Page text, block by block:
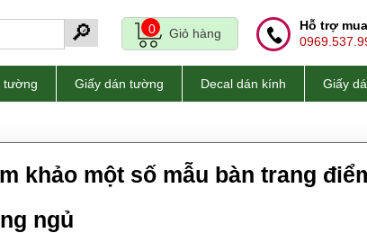
🔎 0 Giỏ hàng
Hỗ trợ
tường Giấy dán tường Decal dán kính Giấy
khảo một số mẫu bàn trang
ngủ